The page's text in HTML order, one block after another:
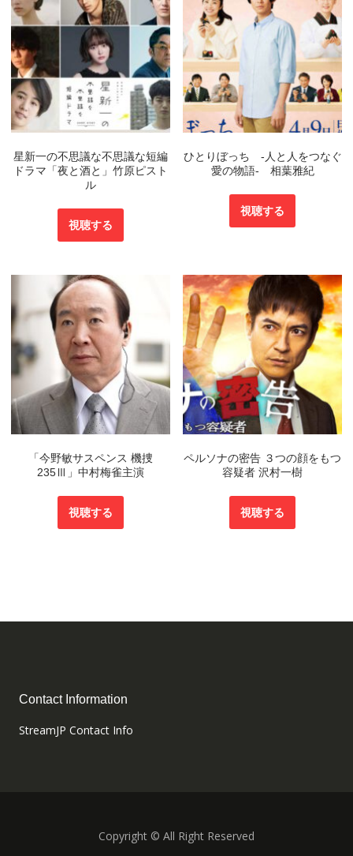
星新一の不思議な不思議な短編
ドラマ「夜と酒と」竹原ピスト
ル
視聴する
ひとりぼっち -人と人をつなぐ
愛の物語- 相葉雅紀
視聴する
「今野敏サスペンス 機捜
235Ⅲ」中村梅雀主演
視聴する
ペルソナの密告 ３つの顔をもつ
容疑者 沢村一樹
視聴する
Contact Information
StreamJP Contact Info
Copyright © All Right Reserved